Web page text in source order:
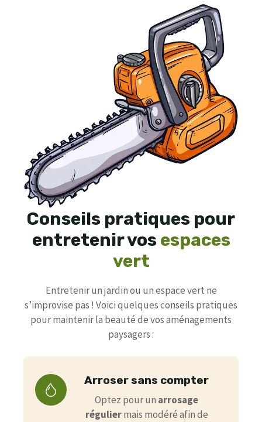
Conseils pratiques pour
entretenir vos espaces
vert
Entretenir un jardin ou un espace vert ne
s’improvise pas ! Voici quelques conseils pratiques
pour maintenir la beauté de vos aménagements
paysagers :
Arroser sans compter
Optez pour un arrosage
réguliermais modéré afin de